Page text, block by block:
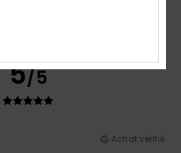
5/5
Achat vérifié